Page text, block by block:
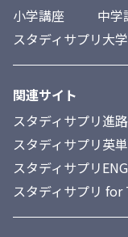
小学講座
中学
スタディサプリ大
関連サイト
スタディサプリ進路
スタディサプリ英
スタディサプリ
スタディサプリ for